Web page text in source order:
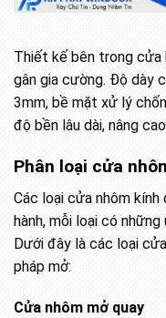
Thiết kế bên trong cửa
gân gia cường. Độ dày
3mm, bề mặt xử lý
độ bền lâu dài, nâng
Phân loại cửa
Các loại cửa nhôm
hành, mỗi loại có
Dưới đây là các loại
pháp mở:
Cửa nhôm mở quay